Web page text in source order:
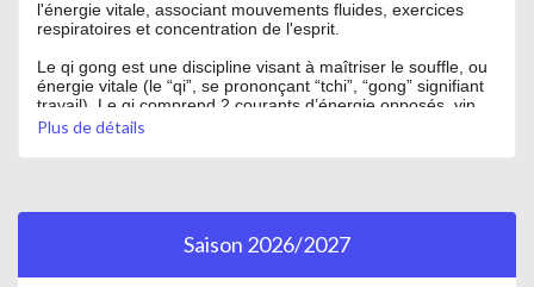
l'énergie vitale, associant mouvements fluides, exercices
respiratoires et concentration de l'esprit.
Le qi gong est une discipline visant à maîtriser le souffle, ou
énergie vitale (le “qi”, se prononçant “tchi”, “gong” signifiant
travail). Le qi comprend 2 courants d’énergie opposés, yin
(froid), et yang (chaud), dont l’équilibre peut être perturbé en
Il s’appuie sur l’un de ses principes : la circulation du souffle
selon les méridiens du corps, pour maintenir son équilibre
Plus de détails
Saison 2026/2027